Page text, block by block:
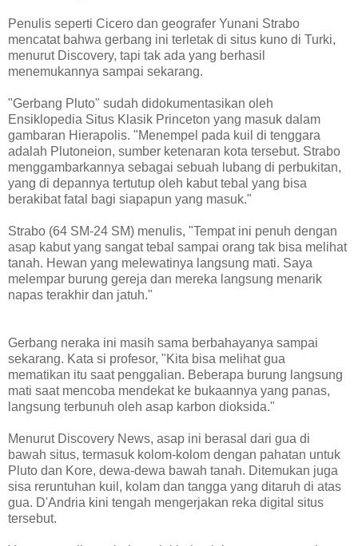
Penulis seperti Cicero dan geografer Yunani Strabo
mencatat bahwa gerbang ini terletak di situs kuno di Turki,
menurut Discovery, tapi tak ada yang berhasil
menemukannya sampai sekarang.
"Gerbang Pluto" sudah didokumentasikan oleh
Ensiklopedia Situs Klasik Princeton yang masuk dalam
gambaran Hierapolis. "Menempel pada kuil di tenggara
adalah Plutoneion, sumber ketenaran kota tersebut. Strabo
menggambarkannya sebagai sebuah lubang di perbukitan,
yang di depannya tertutup oleh kabut tebal yang bisa
berakibat fatal bagi siapapun yang masuk."
Strabo (64 SM-24 SM) menulis, "Tempat ini penuh dengan
asap kabut yang sangat tebal sampai orang tak bisa melihat
tanah. Hewan yang melewatinya langsung mati. Saya
melempar burung gereja dan mereka langsung menarik
napas terakhir dan jatuh."
Gerbang neraka ini masih sama berbahayanya sampai
sekarang. Kata si profesor, "Kita bisa melihat gua
mematikan itu saat penggalian. Beberapa burung langsung
mati saat mencoba mendekat ke bukaannya yang panas,
langsung terbunuh oleh asap karbon dioksida."
Menurut Discovery News, asap ini berasal dari gua di
bawah situs, termasuk kolom-kolom dengan pahatan untuk
Pluto dan Kore, dewa-dewa bawah tanah. Ditemukan juga
sisa reruntuhan kuil, kolam dan tangga yang ditaruh di atas
gua. D'Andria kini tengah mengerjakan reka digital situs
tersebut.